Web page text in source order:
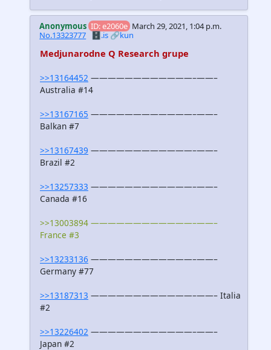
Anonymous ID: e2060e March 29, 2021, 1:04 p.m.
No.13323777 🗄️.is🔗kun
Medjunarodne Q Research grupe
>>13164452 ————————————–——–
Australia #14
>>13167165 ————————————–——–
Balkan #7
>>13167439 ————————————–——–
Brazil #2
>>13257333 ————————————–——–
Canada #16
>>13003894 ————————————–——–
France #3
>>13233136 ————————————–——–
Germany #77
>>13187313 ————————————–——– Italia
#2
>>13226402 ————————————–——–
Japan #2